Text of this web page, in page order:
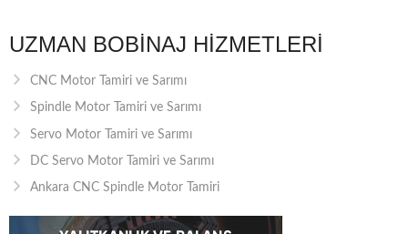
UZMAN BOBINAJ HIZMETLERI
CNC Motor Tamiri ve Sarımı
Spindle Motor Tamiri ve Sarımı
Servo Motor Tamiri ve Sarımı
DC Servo Motor Tamiri ve Sarımı
Ankara CNC Spindle Motor Tamiri